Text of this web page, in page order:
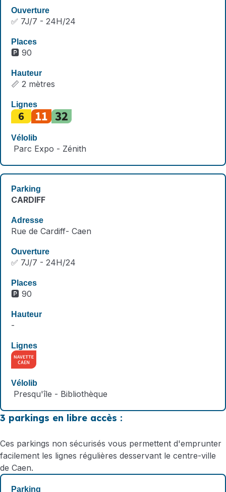
✅ 7J/7 - 24H/24
🅿️ 90
📏 2 mètres
Parc Expo - Zénith
CARDIFF
Rue de Cardiff- Caen
✅ 7J/7 - 24H/24
🅿️ 90
-
Presqu'île - Bibliothèque
3 parkings en libre accès :
Ces parkings non sécurisés vous permettent d'emprunter
facilement les lignes régulières desservant le centre-ville
de Caen.